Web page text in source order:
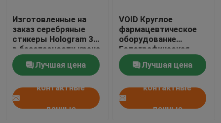
Изготовленные на
заказ серебряные
стикеры Hologram 3D
в безопасности крена
неподдельной со
стикерами
безопасностью
серьезных Черных
кодексов
голографическими
Лучшая цена
контактные
данные
VOID Круглое
фармацевтическое
оборудование
Голографическая
наклейка наклейка
против фальшивых
3D голограмм
Лучшая цена
контактные
данные